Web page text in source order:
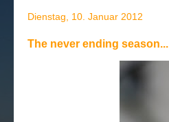
Dienstag, 10. Januar 2012
The never ending season...